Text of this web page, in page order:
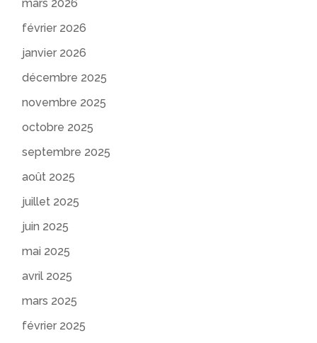
mars 2026
février 2026
janvier 2026
décembre 2025
novembre 2025
octobre 2025
septembre 2025
août 2025
juillet 2025
juin 2025
mai 2025
avril 2025
mars 2025
février 2025